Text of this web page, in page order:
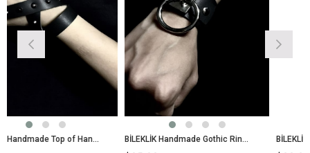
BİLEKLİK Handmade Top of Hand Gothic Style BİLEKLİK Handmade Gothic Ring Style